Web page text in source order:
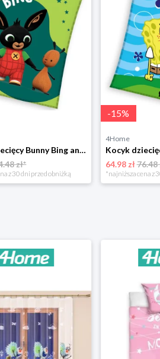
Kocyk dziecięcy Bunny Bing and Friend Flop, 150 x 200 cm 4-Home
zł*
z 30 dni przed obniżką
-15%
4Home
64.98 zł76.48
*najniższa cena z